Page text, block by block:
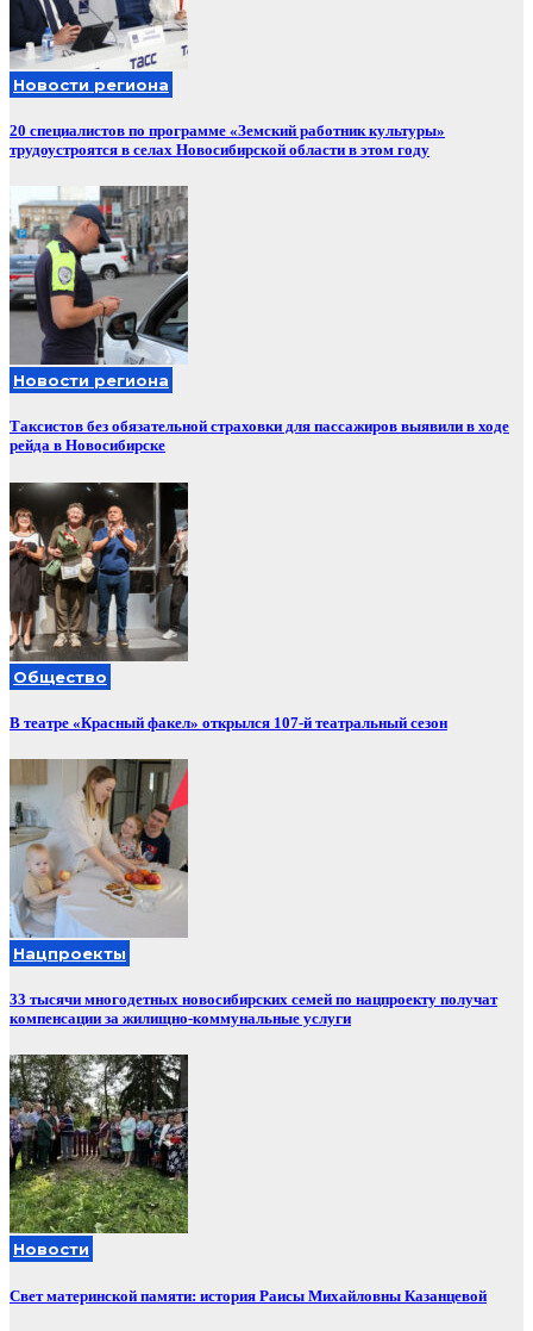
Новости региона
20 специалистов по программе «Земский работник культуры»
трудоустроятся в селах Новосибирской области в этом году
Новости региона
Таксистов без обязательной страховки для пассажиров выявили в ходе
рейда в Новосибирске
Общество
В театре «Красный факел» открылся 107-й театральный сезон
Нацпроекты
33 тысячи многодетных новосибирских семей по нацпроекту получат
компенсации за жилищно-коммунальные услуги
Новости
Свет материнской памяти: история Раисы Михайловны Казанцевой